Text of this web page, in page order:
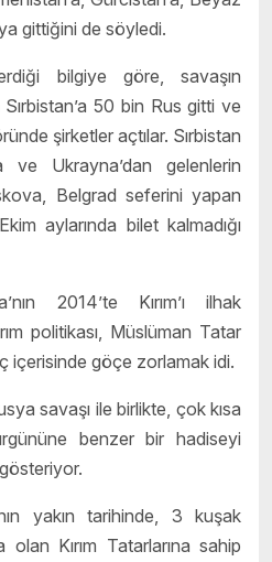
gittiğini de söyledi.
bilgiye göre, savaşın
50 bin Rus gitti ve
şirketler açtılar. Sırbistan
Ukrayna’dan gelenlerin
Belgrad seferini yapan
aylarında bilet kalmadığı
2014’te Kırım’ı ilhak
politikası, Müslüman Tatar
içerisinde göçe zorlamak idi.
savaşı ile birlikte, çok kısa
benzer bir hadiseyi
yakın tarihinde, 3 kuşak
Kırım Tatarlarına sahip